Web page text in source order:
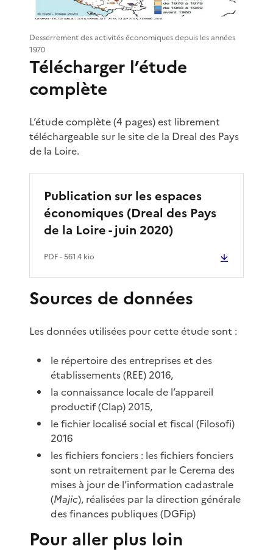
Desserrement des activités économiques depuis les années
1970
Télécharger l’étude
complète
L’étude complète (4 pages) est librement
téléchargeable sur le site de la Dreal des Pays
de la Loire.
Publication sur les espaces
économiques (Dreal des Pays
de la Loire - juin 2020)
PDF- 561.4 kio
Sources de données
Les données utilisées pour cette étude sont :
le répertoire des entreprises et des
établissements (REE) 2016,
la connaissance locale de l’appareil
productif (Clap) 2015,
le fichier localisé social et fiscal (Filosofi)
2016
les fichiers fonciers : les fichiers fonciers
sont un retraitement par le Cerema des
mises à jour de l’information cadastrale
(Majic), réalisées par la direction générale
des finances publiques (DGFip)
Pour aller plus loin